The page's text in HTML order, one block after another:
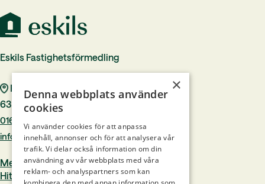
Eskils Fastighetsförmedling
Rådhustorget 7
633 40 Eskilstuna
016–244 00
info@eskilsfast.se
Medlem i Mäklarsamfundet
Hittamäklare.se
×
Denna webbplats använder
cookies
Vi använder cookies för att anpassa
innehåll, annonser och för att analysera vår
trafik. Vi delar också information om din
användning av vår webbplats med våra
reklam- och analyspartners som kan